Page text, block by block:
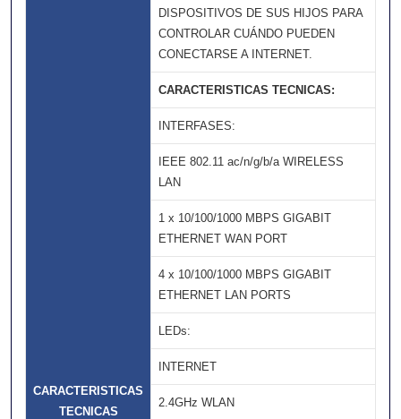
CARACTERISTICAS
TECNICAS
DISPOSITIVOS DE SUS HIJOS PARA
CONTROLAR CUÁNDO PUEDEN
CONECTARSE A INTERNET.
CARACTERISTICAS TECNICAS:
INTERFASES:
IEEE 802.11 ac/n/g/b/a WIRELESS
LAN
1 x 10/100/1000 MBPS GIGABIT
ETHERNET WAN PORT
4 x 10/100/1000 MBPS GIGABIT
ETHERNET LAN PORTS
LEDs:
INTERNET
2.4GHz WLAN